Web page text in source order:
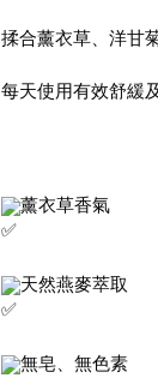
揉合薰衣草、洋甘
每天使用有效舒緩
薰衣草香氣
天然燕麥萃取
無皂、無色素